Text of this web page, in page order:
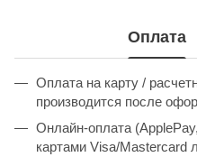
Оплата
Оплата на карту /
производится после
Онлайн-оплата
картами Visa/Mastercard